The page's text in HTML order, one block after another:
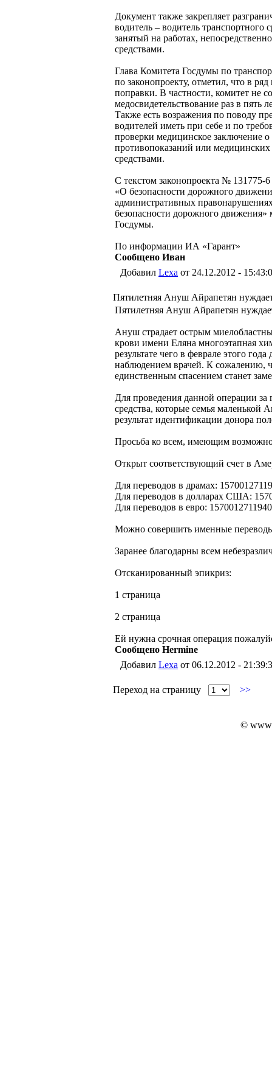
Документ также закрепляет
водитель – водитель транспортного
занятый на работах,
средствами.
Глава Комитета Госдумы по
по законопроекту, отметил, что в
поправки. В частности, комитет не
медосвидетельствование раз в пять
Также есть возражения по поводу
водителей иметь при себе и по
проверки медицинское заключение
противопоказаний или
средствами.
С текстом законопроекта №
«О безопасности дорожного
административных
безопасности дорожного
Госдумы.
По информации ИА «Гарант»
Сообщено Иван
Добавил Lexa от 24.12.2012 -
Пятилетняя Ануш Айрапетян
Пятилетняя Ануш Айрапетян
Ануш страдает острым
крови имени Еляна многоэтапная
результате чего в феврале этого
наблюдением врачей. К сожалению,
единственным спасением станет
Для проведения данной операции
средства, которые семья маленькой
результат идентификации донора
Просьба ко всем, имеющим
Открыт соответствующий счет в
Для переводов в драмах:
Для переводов в долларах США:
Для переводов в евро:
Можно совершить именные
Заранее благодарны всем
Отсканированный эпикриз:
1 страница
2 страница
Ей нужна срочная операция
Сообщено Hermine
Добавил Lexa от 06.12.2012 -
Переход на страницу >>
©